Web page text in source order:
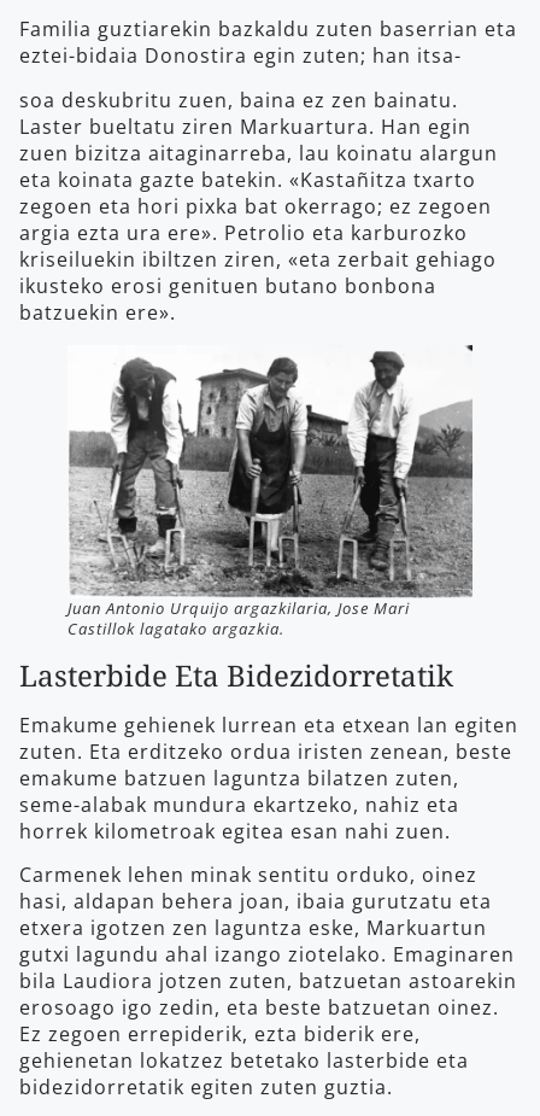
Familia guztiarekin bazkaldu zuten baserrian eta
eztei-bidaia Donostira egin zuten; han itsa-
soa deskubritu zuen, baina ez zen bainatu.
Laster bueltatu ziren Markuartura. Han egin
zuen bizitza aitaginarreba, lau koinatu alargun
eta koinata gazte batekin. «Kastañitza txarto
zegoen eta hori pixka bat okerrago; ez zegoen
argia ezta ura ere». Petrolio eta karburozko
kriseiluekin ibiltzen ziren, «eta zerbait gehiago
ikusteko erosi genituen butano bonbona
batzuekin ere».
Juan Antonio Urquijo argazkilaria, Jose Mari
Castillok lagatako argazkia.
Lasterbide Eta Bidezidorretatik
Emakume gehienek lurrean eta etxean lan egiten
zuten. Eta erditzeko ordua iristen zenean, beste
emakume batzuen laguntza bilatzen zuten,
seme-alabak mundura ekartzeko, nahiz eta
horrek kilometroak egitea esan nahi zuen.
Carmenek lehen minak sentitu orduko, oinez
hasi, aldapan behera joan, ibaia gurutzatu eta
etxera igotzen zen laguntza eske, Markuartun
gutxi lagundu ahal izango ziotelako. Emaginaren
bila Laudiora jotzen zuten, batzuetan astoarekin
erosoago igo zedin, eta beste batzuetan oinez.
Ez zegoen errepiderik, ezta biderik ere,
gehienetan lokatzez betetako lasterbide eta
bidezidorretatik egiten zuten guztia.